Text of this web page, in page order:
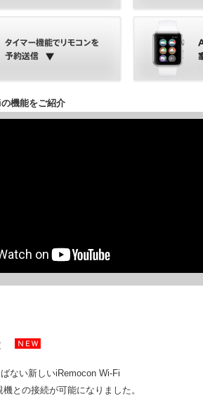
機能をご紹介
ない新しいiRemocon Wi-Fi
との接続が可能になりました。